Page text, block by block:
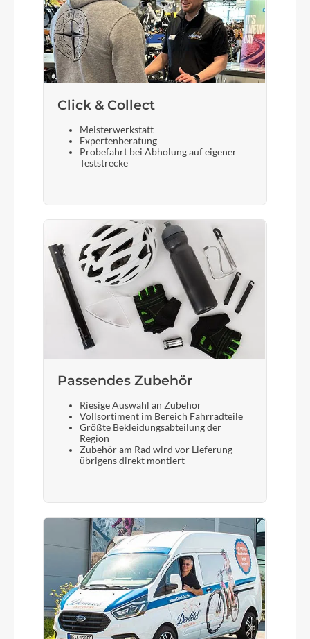
20"
Schalthebel
Shimano SL-RS45, Revo Shift
Steuersatz
CUBE A-Headset
CUBE Kid
Gabel
Rigid Hi-Ten fork
Sattelstütze
CUBE Aluminium Lite
Click & Collect
Meisterwerkstatt
Expertenberatung
Probefahrt bei Abholung auf eigener
Teststrecke
Passendes Zubehör
Riesige Auswahl an Zubehör
Vollsortiment im Bereich Fahrradteile
Größte Bekleidungsabteilung der
Region
Zubehör am Rad wird vor Lieferung
übrigens direkt montiert